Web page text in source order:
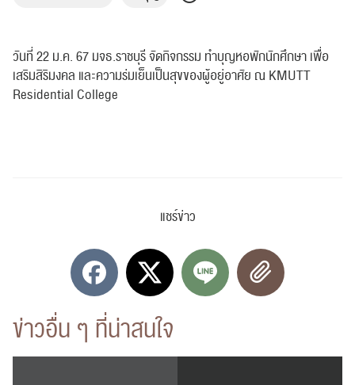
วันที่ 22 ม.ค. 67 มจธ.ราชบุรี จัดกิจกรรม ทำบุญหอพักนักศึกษา เพื่อ
เสริมสิริมงคล และความร่มเย็นเป็นสุขของผู้อยู่อาศัย ณ KMUTT
Residential College
แชร์ข่าว
ข่าวอื่น ๆ ที่น่าสนใจ